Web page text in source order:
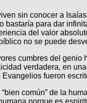
sin conocer a
bastaría para dar
del valor
no se puede
cumbres del
verdadera, en
Evangelios fueron
común” de la
porque es